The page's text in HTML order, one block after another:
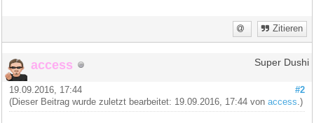
Zitieren
access Super Dushi
#2
19.09.2016, 17:44
(Dieser Beitrag wurde zuletzt bearbeitet: 19.09.2016, 17:44 vonaccess .)